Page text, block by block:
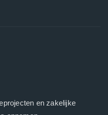
en zakelijke